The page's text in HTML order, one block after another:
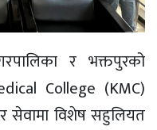
र भक्तपुरको
College (KMC)
सेवामा विशेष सहुलियत